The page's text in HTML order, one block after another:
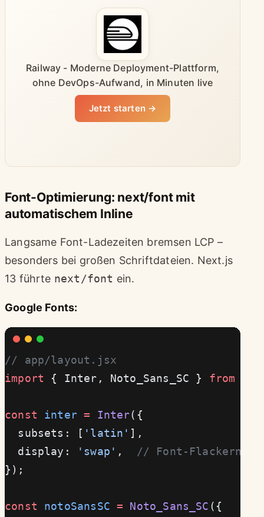
Railway - Moderne Deployment-Plattform,
ohne DevOps-Aufwand, in Minuten live
Jetzt starten →
Font-Optimierung: next/font mit
automatischem Inline
Langsame Font-Ladezeiten bremsen LCP –
besonders bei großen Schriftdateien. Next.js
13 führte next/font ein.
Google Fonts:
// app/layout.jsx
import { Inter, Noto_Sans_SC } from
const inter = Inter({
  subsets: [
'latin' ],
  display:
'swap' ,
// Font-Flackern
});
const notoSansSC = Noto_Sans_SC ({